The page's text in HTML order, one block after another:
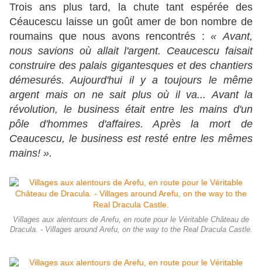
Trois ans plus tard, la chute tant espérée des
Céaucescu laisse un goût amer de bon nombre de
roumains que nous avons rencontrés :« Avant,
nous savions où allait l'argent. Ceaucescu faisait
construire des palais gigantesques et des chantiers
démesurés. Aujourd'hui il y a toujours le même
argent mais on ne sait plus où il va... Avant la
révolution, le business était entre les mains d'un
pôle d'hommes d'affaires. Après la mort de
Ceaucescu, le business est resté entre les mêmes
mains! ».
Villages aux alentours de Arefu, en route pour le Véritable Château de
Dracula. - Villages around Arefu, on the way to the Real Dracula Castle.